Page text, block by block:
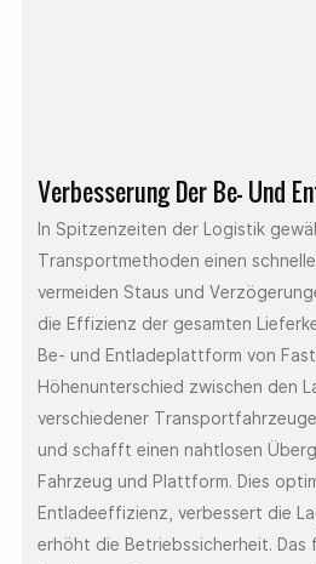
Verbesserung Der Be- Und
In Spitzenzeiten der Logistik
Transportmethoden einen
vermeiden Staus und
die Effizienz der gesamten
Be- und Entladeplattform von
Höhenunterschied zwischen den
verschiedener
und schafft einen nahtlosen
Fahrzeug und Plattform. Dies
Entladeeffizienz, verbessert die
erhöht die Betriebssicherheit.